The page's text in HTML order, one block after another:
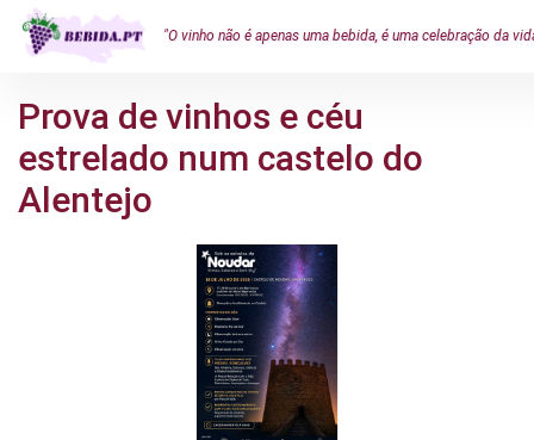
"O vinho não é apenas uma bebida, é uma celebração da
Prova de vinhos e céu
estrelado num castelo do
Alentejo